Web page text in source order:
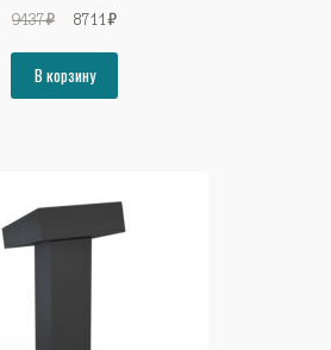
9437₽
Первоначальная
составляла
9437₽.
8711 ₽Текущая
В корзину